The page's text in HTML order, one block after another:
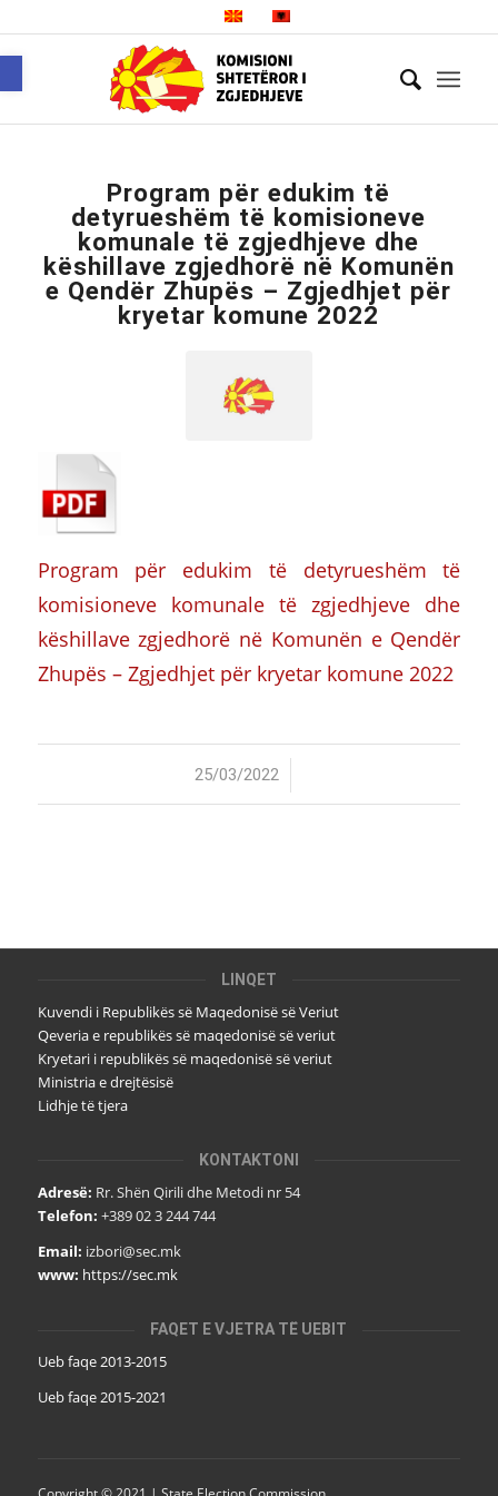
Program për edukim të
detyrueshëm të komisioneve
komunale të zgjedhjeve dhe
këshillave zgjedhorë në Komunën
e Qendër Zhupës – Zgjedhjet për
kryetar komune 2022
Program për edukim të detyrueshëm të
komisioneve komunale të zgjedhjeve dhe
këshillave zgjedhorë në Komunën e Qendër
Zhupës – Zgjedhjet për kryetar komune 2022
25/03/2022
/
LINQET
Kuvendi i Republikës së Maqedonisë së Veriut
Qeveria e republikës së maqedonisë së veriut
Kryetari i republikës së maqedonisë së veriut
Ministria e drejtësisë
Lidhje të tjera
KONTAKTONI
Adresë: Rr. Shën Qirili dhe Metodi nr 54
Telefon: +389 02 3 244 744
Email: izbori@sec.mk
www: https://sec.mk
FAQET E VJETRA TË UEBIT
Ueb faqe 2013-2015
Ueb faqe 2015-2021
Open toolbar